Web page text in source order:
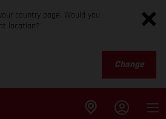
country page. Would you
location?
Change